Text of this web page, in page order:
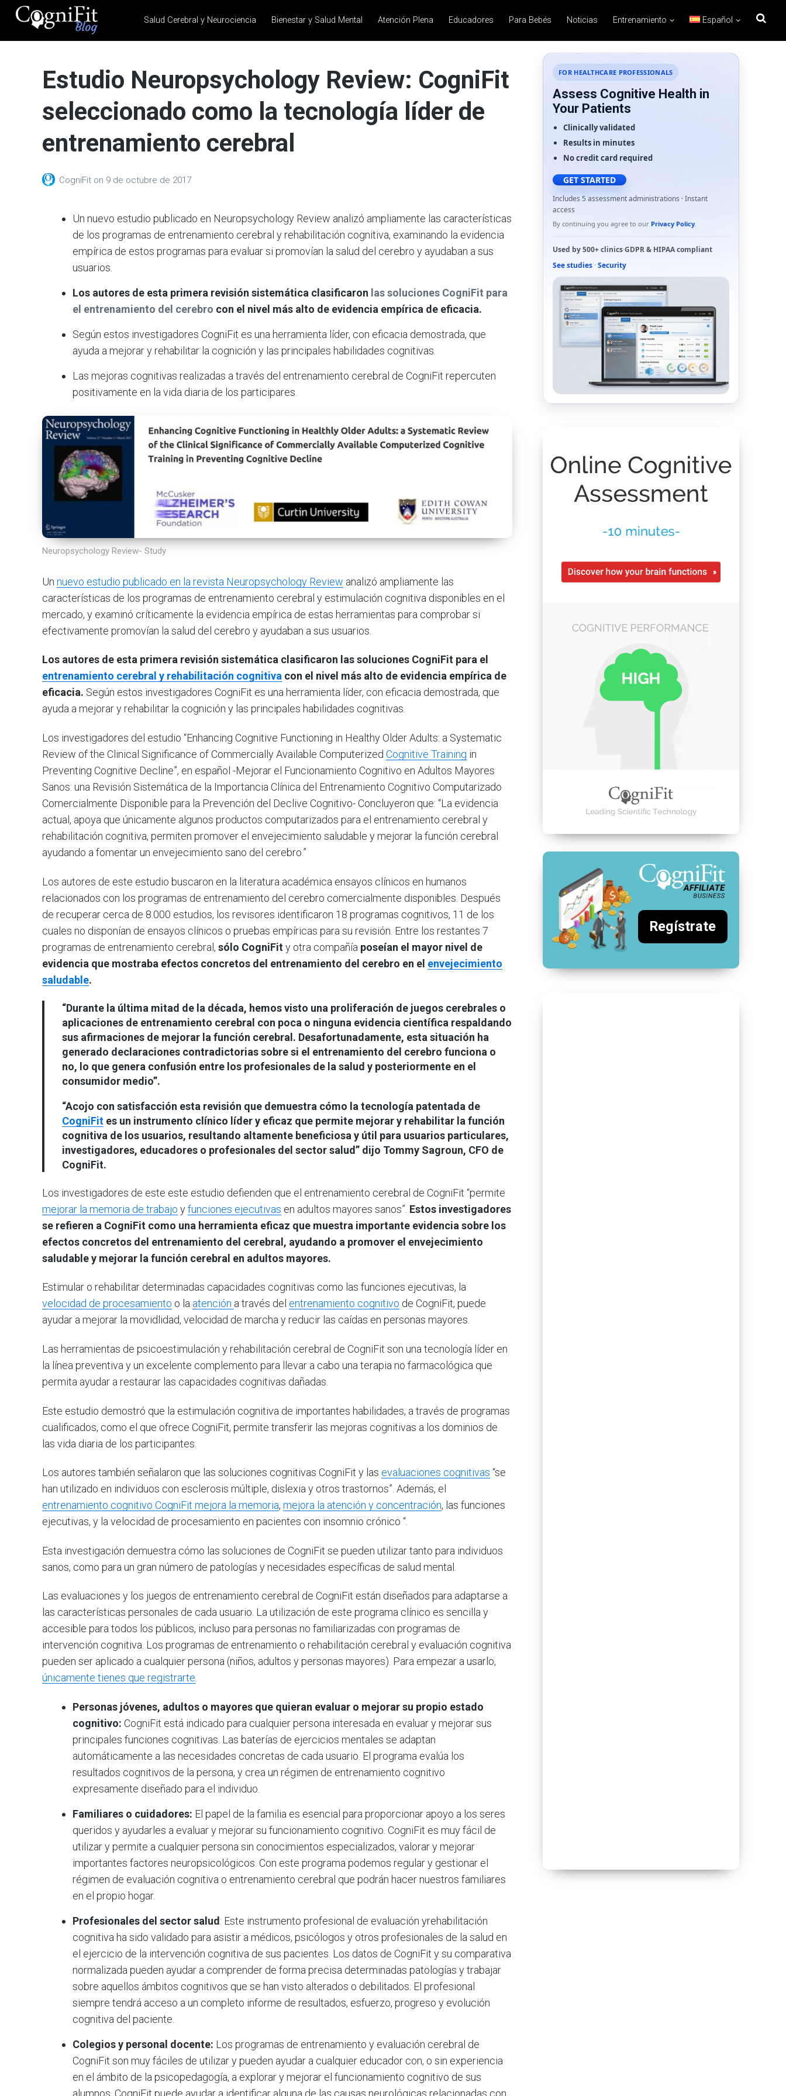
CogniFit
Health
Brain Training, Mental
Salud Cerebral y Neurociencia Bienestar y Salud Mental Atención Plena Educadores Para Bebés Noticias Entrenamiento Español
Estudio Neuropsychology Review: CogniFit
seleccionado como la tecnología líder de
entrenamiento cerebral
CogniFit on 9 de octubre de 2017
Un nuevo estudio publicado en Neuropsychology Review analizó ampliamente las características
de los programas de entrenamiento cerebral y rehabilitación cognitiva, examinando la evidencia
empírica de estos programas para evaluar si promovían la salud del cerebro y ayudaban a sus
usuarios.
Los autores de esta primera revisión sistemática clasificaron las soluciones CogniFit para
el entrenamiento del cerebro con el nivel más alto de evidencia empírica de eficacia.
Según estos investigadores CogniFit es una herramienta líder, con eficacia demostrada, que
ayuda a mejorar y rehabilitar la cognición y las principales habilidades cognitivas.
Las mejoras cognitivas realizadas a través del entrenamiento cerebral de CogniFit repercuten
positivamente en la vida diaria de los participares.
Neuropsychology Review- Study
Un nuevo estudio publicado en la revista Neuropsychology Review analizó ampliamente las
características de los programas de entrenamiento cerebral y estimulación cognitiva disponibles en el
mercado, y examinó críticamente la evidencia empírica de estas herramientas para comprobar si
efectivamente promovían la salud del cerebro y ayudaban a sus usuarios.
Los autores de esta primera revisión sistemática clasificaron las soluciones CogniFit para el
entrenamiento cerebral y rehabilitación cognitiva con el nivel más alto de evidencia empírica de
eficacia. Según estos investigadores CogniFit es una herramienta líder, con eficacia demostrada, que
ayuda a mejorar y rehabilitar la cognición y las principales habilidades cognitivas.
Los investigadores del estudio “Enhancing Cognitive Functioning in Healthy Older Adults: a Systematic
Review of the Clinical Significance of Commercially Available Computerized Cognitive Training in
Preventing Cognitive Decline”, en español -Mejorar el Funcionamiento Cognitivo en Adultos Mayores
Sanos: una Revisión Sistemática de la Importancia Clínica del Entrenamiento Cognitivo Computarizado
Comercialmente Disponible para la Prevención del Declive Cognitivo- Concluyeron que: “La evidencia
actual, apoya que únicamente algunos productos computarizados para el entrenamiento cerebral y
rehabilitación cognitiva, permiten promover el envejecimiento saludable y mejorar la función cerebral
ayudando a fomentar un envejecimiento sano del cerebro.”
Los autores de este estudio buscaron en la literatura académica ensayos clínicos en humanos
relacionados con los programas de entrenamiento del cerebro comercialmente disponibles. Después
de recuperar cerca de 8.000 estudios, los revisores identificaron 18 programas cognitivos, 11 de los
cuales no disponían de ensayos clínicos o pruebas empíricas para su revisión. Entre los restantes 7
programas de entrenamiento cerebral, sólo CogniFity otra compañía poseían el mayor nivel de
evidencia que mostraba efectos concretos del entrenamiento del cerebro en el envejecimiento
saludable.
“Durante la última mitad de la década, hemos visto una proliferación de juegos cerebrales o
aplicaciones de entrenamiento cerebral con poca o ninguna evidencia científica respaldando
sus afirmaciones de mejorar la función cerebral. Desafortunadamente, esta situación ha
generado declaraciones contradictorias sobre si el entrenamiento del cerebro funciona o
no, lo que genera confusión entre los profesionales de la salud y posteriormente en el
consumidor medio”.
“Acojo con satisfacción esta revisión que demuestra cómo la tecnología patentada de
CogniFit es un instrumento clínico líder y eficaz que permite mejorar y rehabilitar la función
cognitiva de los usuarios, resultando altamente beneficiosa y útil para usuarios particulares,
investigadores, educadores o profesionales del sector salud” dijo Tommy Sagroun, CFO de
CogniFit.
Los investigadores de este este estudio defienden que el entrenamiento cerebral de CogniFit “permite
mejorar la memoria de trabajo yfunciones ejecutivas en adultos mayores sanos”. Estos investigadores
se refieren a CogniFit como una herramienta eficaz que muestra importante evidencia sobre los
efectos concretos del entrenamiento del cerebral, ayudando a promover el envejecimiento
saludable y mejorar la función cerebral en adultos mayores.
Estimular o rehabilitar determinadas capacidades cognitivas como las funciones ejecutivas, la
velocidad de procesamiento o la atención a través del entrenamiento cognitivo de CogniFit, puede
ayudar a mejorar la movidlidad, velocidad de marcha y reducir las caídas en personas mayores.
Las herramientas de psicoestimulación y rehabilitación cerebral de CogniFit son una tecnología líder en
la línea preventiva y un excelente complemento para llevar a cabo una terapia no farmacológica que
permita ayudar a restaurar las capacidades cognitivas dañadas.
Este estudio demostró que la estimulación cognitiva de importantes habilidades, a través de programas
cualificados, como el que ofrece CogniFit, permite transferir las mejoras cognitivas a los dominios de
las vida diaria de los participantes.
Los autores también señalaron que las soluciones cognitivas CogniFit y las evaluaciones cognitivas “se
han utilizado en individuos con esclerosis múltiple, dislexia y otros trastornos”. Además, el
entrenamiento cognitivo CogniFit mejora la memoria, mejora la atención y concentración, las funciones
ejecutivas, y la velocidad de procesamiento en pacientes con insomnio crónico “.
Esta investigación demuestra cómo las soluciones de CogniFit se pueden utilizar tanto para individuos
sanos, como para un gran número de patologías y necesidades específicas de salud mental.
Las evaluaciones y los juegos de entrenamiento cerebral de CogniFit están diseñados para adaptarse a
las características personales de cada usuario. La utilización de este programa clínico es sencilla y
accesible para todos los públicos, incluso para personas no familiarizadas con programas de
intervención cognitiva. Los programas de entrenamiento o rehabilitación cerebral y evaluación cognitiva
pueden ser aplicado a cualquier persona (niños, adultos y personas mayores). Para empezar a usarlo,
únicamente tienes que registrarte.
Personas jóvenes, adultos o mayores que quieran evaluar o mejorar su propio estado
cognitivo: CogniFit está indicado para cualquier persona interesada en evaluar y mejorar sus
principales funciones cognitivas. Las baterías de ejercicios mentales se adaptan
automáticamente a las necesidades concretas de cada usuario. El programa evalúa los
resultados cognitivos de la persona, y crea un régimen de entrenamiento cognitivo
expresamente diseñado para el individuo.
Familiares o cuidadores: El papel de la familia es esencial para proporcionar apoyo a los seres
queridos y ayudarles a evaluar y mejorar su funcionamiento cognitivo. CogniFit es muy fácil de
utilizar y permite a cualquier persona sin conocimientos especializados, valorar y mejorar
importantes factores neuropsicológicos. Con este programa podemos regular y gestionar el
régimen de evaluación cognitiva o entrenamiento cerebral que podrán hacer nuestros familiares
en el propio hogar.
Profesionales del sector salud : Este instrumento profesional de evaluación yrehabilitación
cognitiva ha sido validado para asistir a médicos, psicólogos y otros profesionales de la salud en
el ejercicio de la intervención cognitiva de sus pacientes. Los datos de CogniFit y su comparativa
normalizada pueden ayudar a comprender de forma precisa determinadas patologías y trabajar
sobre aquellos ámbitos cognitivos que se han visto alterados o debilitados. El profesional
siempre tendrá acceso a un completo informe de resultados, esfuerzo, progreso y evolución
cognitiva del paciente.
Colegios y personal docente: Los programas de entrenamiento y evaluación cerebral de
CogniFit son muy fáciles de utilizar y pueden ayudar a cualquier educador con, o sin experiencia
en el ámbito de la psicopedagogía, a explorar y mejorar el funcionamiento cognitivo de sus
alumnos. CogniFit puede ayudar a identificar alguna de las causas neurológicas relacionadas con
FOR HEALTHCARE PROFESSIONALS
Assess Cognitive Health in
Your Patients
Clinically validated
Results in minutes
No credit card required
GET STARTED
Includes 5 assessment administrations · Instant
access
By continuing you agree to our Privacy Policy.
Used by500+ clinics·GDPR& HIPAAcompliant
See studies · Security
Regístrate